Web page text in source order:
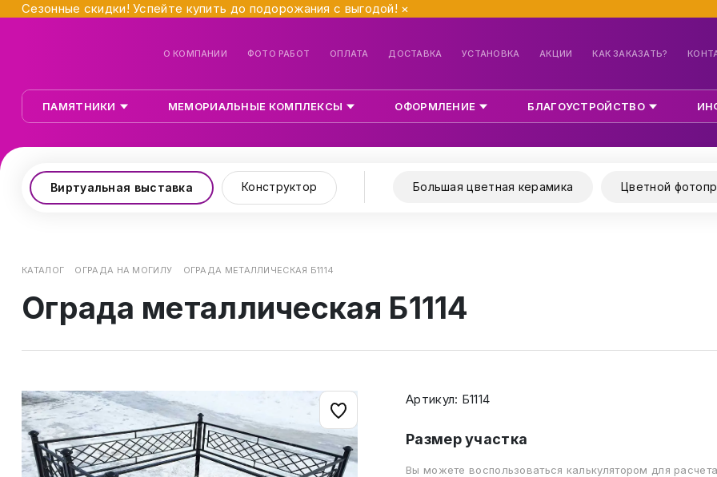
Сезонные скидки! Успейте купить до подорожания с выгодой! ×
О КОМПАНИИ ФОТО РАБОТ ОПЛАТА ДОСТАВКА УСТАНОВКА АКЦИИ КАК ЗАКАЗАТЬ?
ПАМЯТНИКИ МЕМОРИАЛЬНЫЕ КОМПЛЕКСЫ ОФОРМЛЕНИЕ БЛАГОУСТРОЙСТВО
Виртуальная выставка Конструктор Большая цветная керамика Цветной
КАТАЛОГ ОГРАДА НА МОГИЛУ ОГРАДА МЕТАЛЛИЧЕСКАЯ Б1114
Ограда металлическая Б1114
Артикул: Б1114
Размер участка
Вы можете воспользоваться калькулятором для расчета